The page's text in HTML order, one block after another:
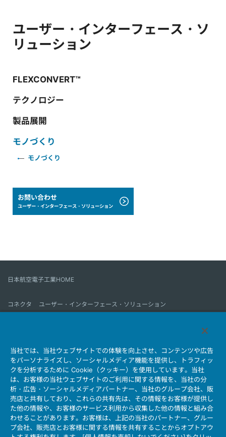
ユーザー・インターフェース・ソ
リューション
FLEXCONVERT™
テクノロジー
製品展開
モノづくり
モノづくり
お問い合わせ
ユーザー・インターフェース・ソリューション
日本航空電子工業HOME
コネクタ
ユーザー・インターフェース・ソリューション
会社情報 サステナビリティ IR情報 採用情報
会社情報新着一覧
製品情報新着一覧
サイトマップ お問い合わせ
個人情報保護ポリシー
JAE Cookie Policy
ウェブアクセシビリティ方針
マイナンバー情報保護ポリシー
当社ウェブサイトのご利用について
当社では、当社ウェブサイトでの体験を向上させ、コンテンツや広告
をパーソナライズし、ソーシャルメディア機能を提供し、トラフィッ
クを分析するために Cookie（クッキー）を使用しています。当社
は、お客様の当社ウェブサイトのご利用に関する情報を、当社の分
析・広告・ソーシャルメディアパートナー、当社のグループ会社、販
売店と共有しており、これらの共有先は、その情報をお客様が提供し
た他の情報や、お客様のサービス利用から収集した他の情報と組み合
わせることがあります。お客様は、上記の当社のパートナー、グルー
プ会社、販売店とお客様に関する情報を共有することからオプトアウ